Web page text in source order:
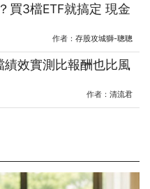
買3檔ETF就搞定 現金
作者： 存股攻城獅-聰聰
績效實測比報酬也比風
作者： 清流君